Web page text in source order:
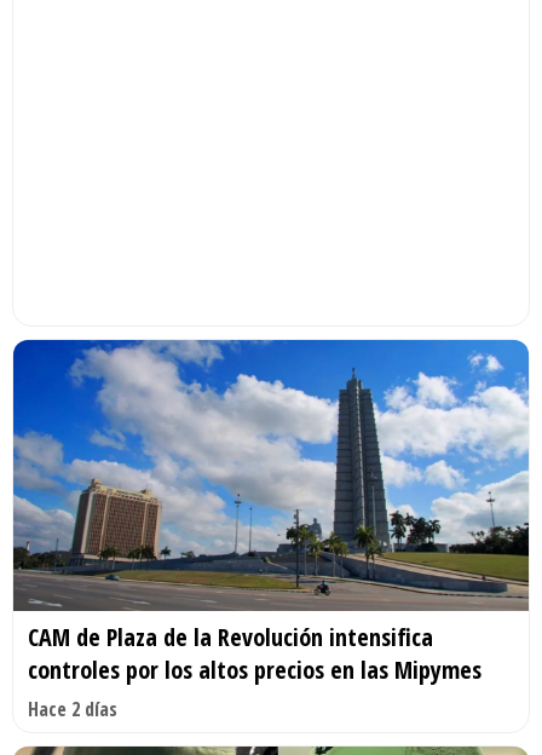
CAM de Plaza de la Revolución intensifica
controles por los altos precios en las Mipymes
Hace 2 días